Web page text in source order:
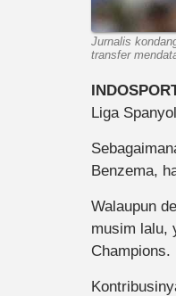
Jurnalis
transfer
Liga
Benzema,
Walaupun
musim lalu,
Champions.